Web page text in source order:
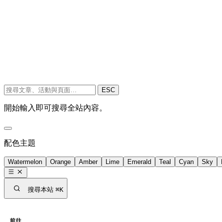
ESC
開始輸入即可搜尋全站內容。
配色主題
Watermelon Orange Amber Lime Emerald Teal Cyan Sky
搜尋本站 ⌘K
前往